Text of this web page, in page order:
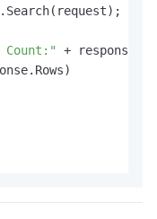
+